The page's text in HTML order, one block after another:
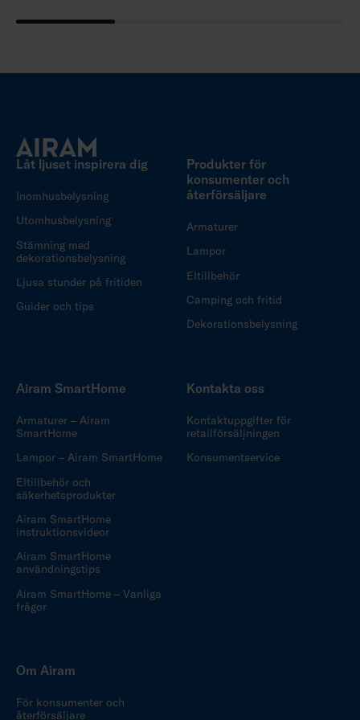
Låt ljuset inspirera dig
Inomhusbelysning
Utomhusbelysning
Stämning med
dekorationsbelysning
Ljusa stunder på fritiden
Guider och tips
Produkter för
konsumenter och
återförsäljare
Armaturer
Lampor
Eltillbehör
Camping och fritid
Dekorationsbelysning
Airam SmartHome
Armaturer – Airam
SmartHome
Lampor – Airam SmartHome
Eltillbehör och
säkerhetsprodukter
Airam SmartHome
instruktionsvideor
Airam SmartHome
användningstips
Airam SmartHome – Vanliga
frågor
Kontakta oss
Kontaktuppgifter för
retailförsäljningen
Konsumentservice
Om Airam
För konsumenter och
återförsäljare